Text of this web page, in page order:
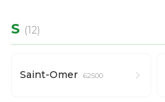
S (12)
Saint-Omer 62500